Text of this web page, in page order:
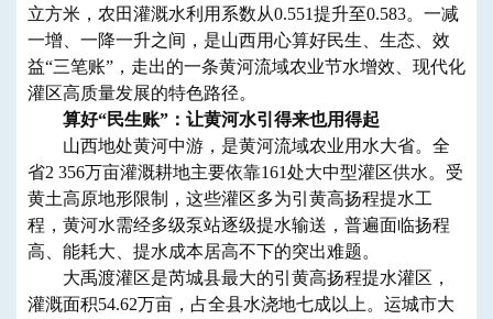
立方米，农田灌溉水利用系数从0.551提升至0.583。一减
一增、一降一升之间，是山西用心算好民生、生态、效
益“三笔账”，走出的一条黄河流域农业节水增效、现代化
灌区高质量发展的特色路径。
算好“民生账”：让黄河水引得来也用得起
山西地处黄河中游，是黄河流域农业用水大省。全
省2 356万亩灌溉耕地主要依靠161处大中型灌区供水。受
黄土高原地形限制，这些灌区多为引黄高扬程提水工
程，黄河水需经多级泵站逐级提水输送，普遍面临扬程
高、能耗大、提水成本居高不下的突出难题。
大禹渡灌区是芮城县最大的引黄高扬程提水灌区，
灌溉面积54.62万亩，占全县水浇地七成以上。运城市大